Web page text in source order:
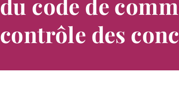
contrôle des